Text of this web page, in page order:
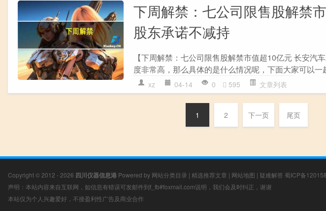
下周解禁：七公司限售股解禁
股东承诺不减持
【下周解禁：七公司限售股解禁市值超10亿元 长安汽
度非常高，那么具体的是什么情况呢，下面大家可以一
xz 04-14 0 595 文章列表
1 2 下一页 尾页
Copyright © 2012 - 2026 四川仪器信息港 Powered by 网站分类目录 | 精选推荐文章 | 网站地图 | 疑难解答 蜀ICP备
声明：本站内容来自互联网，如信息有错误可发邮件到f_fb#foxmail.com说明，我们会及时纠正，谢谢
本站仅为个人兴趣爱好，不接盈利性广告及商业合作